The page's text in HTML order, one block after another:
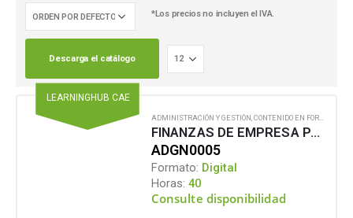
*Los precios no incluyen el IVA.
Descarga el catálogo
LEARNINGHUB CAE
ADMINISTRACIÓN Y GESTIÓN CONTENIDO EN FORMATO DIGITAL
FINANZAS DE EMPRESA PARA NO FINANCIEROS
ADGN0005
Formato: Digital
Horas: 40
Consulte disponibilidad